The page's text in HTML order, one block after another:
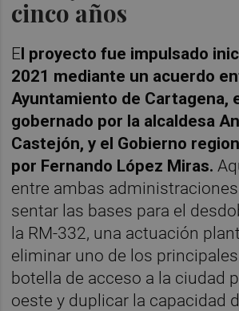
cinco años
El proyecto fue impulsado
2021 mediante un acuerdo
Ayuntamiento de Cartagena,
gobernado por la alcaldesa
Castejón, y el Gobierno
por Fernando López Miras.
entre ambas
sentar las bases para el
la RM-332, una actuación
eliminar uno de los
botella de acceso a la ciudad
oeste y duplicar la capacidad